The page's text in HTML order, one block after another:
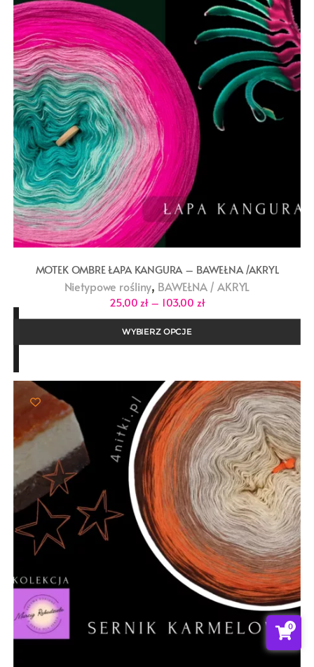
MOTEK OMBRE ŁAPA KANGURA – BAWEŁNA /AKRYL
Nietypowe rośliny, BAWEŁNA / AKRYL
25,00zł – 103,00 złZakres
od
do
WYBIERZ OPCJE
0